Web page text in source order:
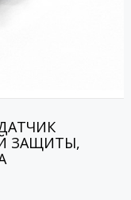
ЗАЩИТЫ,